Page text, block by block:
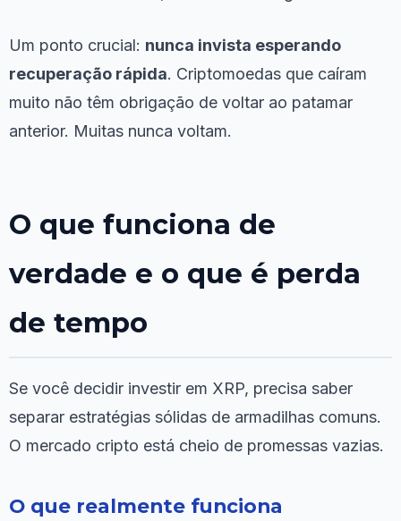
Um ponto crucial: nunca invista esperando
recuperação rápida. Criptomoedas que caíram
muito não têm obrigação de voltar ao patamar
anterior. Muitas nunca voltam.
O que funciona de
verdade e o que é perda
de tempo
Se você decidir investir em XRP, precisa saber
separar estratégias sólidas de armadilhas comuns.
O mercado cripto está cheio de promessas vazias.
O que realmente funciona